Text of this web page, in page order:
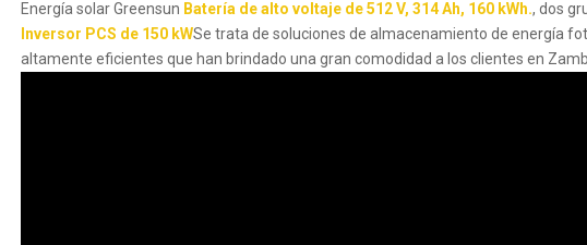
Energía solar Greensun Batería de alto voltaje de 512 V, 314 Ah, 160 kWh., dos
Inversor PCS de 150 kWSe trata de soluciones de almacenamiento de energía
altamente eficientes que han brindado una gran comodidad a los clientes en